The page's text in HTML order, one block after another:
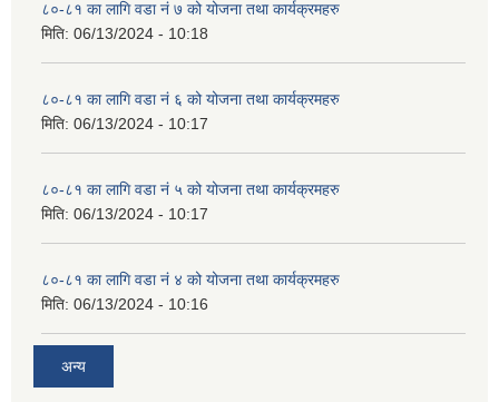
८०-८१ का लागि वडा नं ७ को योजना तथा कार्यक्रमहरु
मिति: 06/13/2024 - 10:18
८०-८१ का लागि वडा नं ६ को योजना तथा कार्यक्रमहरु
मिति: 06/13/2024 - 10:17
८०-८१ का लागि वडा नं ५ को योजना तथा कार्यक्रमहरु
मिति: 06/13/2024 - 10:17
८०-८१ का लागि वडा नं ४ को योजना तथा कार्यक्रमहरु
मिति: 06/13/2024 - 10:16
अन्य